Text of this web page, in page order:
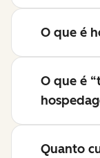
O que é
O que é
Quanto